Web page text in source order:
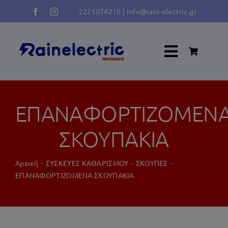
Μετάβαση
στο
περιεχόμενο
2221074210 | info@rain-electric.gr
Toggle
Ψύξη Κατάψυξη
Πλύση
ΣΚΟΥΠΑΚΙΑ
Αρχική ΣΥΣΚΕΥΕΣ ΚΑΘΑΡΙΣΜΟΥ
ΣΚΟΥΠΕΣ
ΕΠΑΝΑΦΟΡΤΙΖΟΜΕΝΑ ΣΚΟΥΠΑΚΙΑ